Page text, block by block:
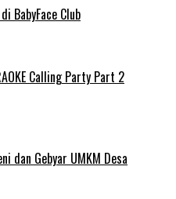
BabyFace Club
Calling Party Part 2
dan Gebyar UMKM Desa